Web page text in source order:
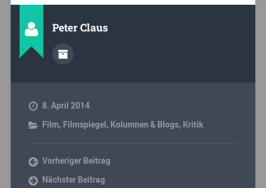
Peter Claus
8. April 2014
Film, Filmspiegel, Kolumnen & Blogs, Kritik
Vorheriger Beitrag
Nächster Beitrag